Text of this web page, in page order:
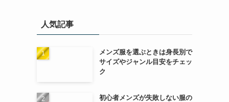
人気記事
メンズ服を選ぶときは身長別で
サイズやジャンル目安をチェッ
ク
初心者メンズが失敗しない服の